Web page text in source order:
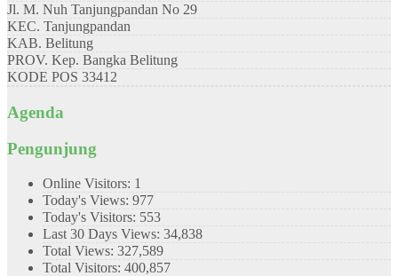
Jl. M. Nuh Tanjungpandan No 29
KEC. Tanjungpandan
KAB. Belitung
PROV. Kep. Bangka Belitung
KODE POS 33412
Agenda
Pengunjung
Online Visitors: 1
Today's Views: 977
Today's Visitors: 553
Last 30 Days Views: 34,838
Total Views: 327,589
Total Visitors: 400,857